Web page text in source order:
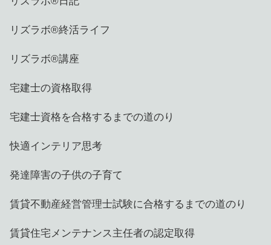
リズラボ®️終活ライフ
リズラボ®️講座
宅建士の資格取得
宅建士資格を合格するまでの道のり
快適インテリア思考
発達障害の子供の子育て
賃貸不動産経営管理士試験に合格するまでの道のり
賃貸住宅メンテナンス主任者の認定取得